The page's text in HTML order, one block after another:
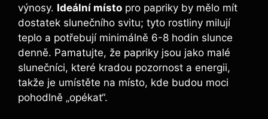
výnosy. Ideální‌ místo pro papriky ​by mělo mít
dostatek slunečního svitu; tyto rostliny milují
teplo a potřebují minimálně 6-8 ‌hodin slunce​
denně. Pamatujte,‌ že papriky jsou jako‍ malé
slunečníci,⁣ které⁤ kradou pozornost a energii,
takže je umístěte na místo,⁢ kde budou moci
pohodlně „opékat“.